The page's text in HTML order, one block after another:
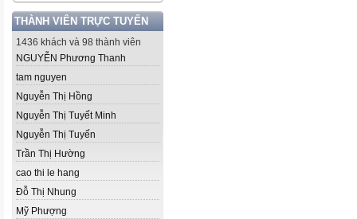
THÀNH VIÊN TRỰC TUYẾN
1436 khách và 98 thành viên
NGUYỄN Phương Thanh
tam nguyen
Nguyễn Thị Hồng
Nguyễn Thị Tuyết Minh
Nguyễn Thị Tuyến
Trần Thị Hường
cao thi le hang
Đỗ Thị Nhung
Mỹ Phượng